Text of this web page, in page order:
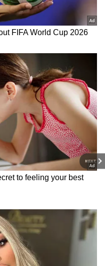
NEXT
கடனை சந்திக்க
லட்சுமி
மீது